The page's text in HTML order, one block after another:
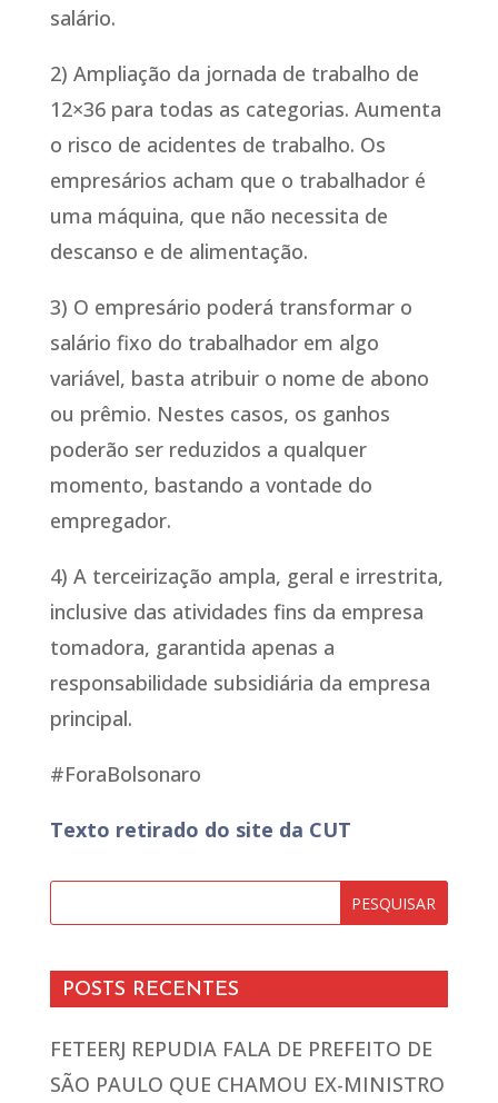
salário.
2) Ampliação da jornada de trabalho de
12×36 para todas as categorias. Aumenta
o risco de acidentes de trabalho. Os
empresários acham que o trabalhador é
uma máquina, que não necessita de
descanso e de alimentação.
3) O empresário poderá transformar o
salário fixo do trabalhador em algo
variável, basta atribuir o nome de abono
ou prêmio. Nestes casos, os ganhos
poderão ser reduzidos a qualquer
momento, bastando a vontade do
empregador.
4) A terceirização ampla, geral e irrestrita,
inclusive das atividades fins da empresa
tomadora, garantida apenas a
responsabilidade subsidiária da empresa
principal.
#ForaBolsonaro
Texto retirado do site da CUT
POSTS RECENTES
FETEERJ REPUDIA FALA DE PREFEITO DE
SÃO PAULO QUE CHAMOU EX-MINISTRO